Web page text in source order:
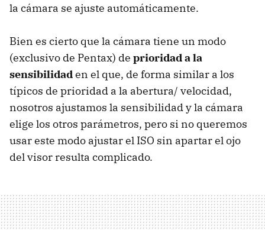
la cámara se ajuste automáticamente.
Bien es cierto que la cámara tiene un modo
(exclusivo de Pentax) de prioridad a la
sensibilidaden el que, de forma similar a los
típicos de prioridad a la abertura/ velocidad,
nosotros ajustamos la sensibilidad y la cámara
elige los otros parámetros, pero si no queremos
usar este modo ajustar el ISO sin apartar el ojo
del visor resulta complicado.